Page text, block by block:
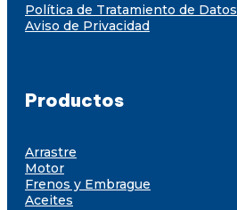
Política de Tratamiento de Datos
Aviso de Privacidad
Productos
Arrastre
Motor
Frenos y Embrague
Aceites